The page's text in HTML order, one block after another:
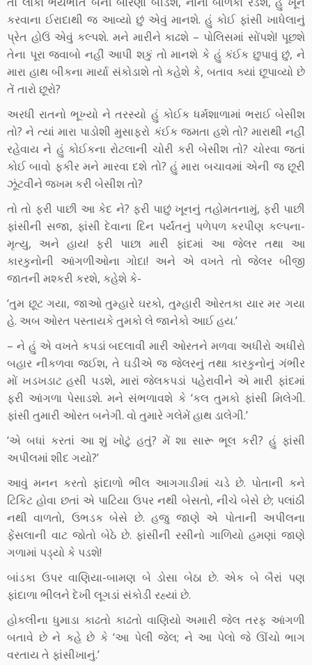
કરવાના ઈરાદાથી જ આવ્યો છું એવું માનશે. હું કોઈ ફાંસી ખાધેલાનું
પ્રેત હોઉં એવું કલ્પશે. મને મારીને કાઢશે – પોલિસમાં સોંપશે! પૂછશે
તેના પૂરા જવાબો નહીં આપી શકું તો માનશે કે હું કંઈક છુપાવું છું, ને
મારા હાથ બીકના માર્યા સંકોડાશે તો કહેશે કે, બતાવ ક્યાં છૂપાવ્યો છે
તેં તારો છૂરો?
અરધી રાતનો ભૂખ્યો ને તરસ્યો હું કોઈક ધર્મશાળામાં ભરાઈ બેસીશ
તો? ને ત્યાં મારા પાડોશી મુસાફરો કંઈક જમતા હશે તો? મારાથી નહીં
રહેવાય ને હું કોઈકના રોટલાની ચોરી કરી બેસીશ તો? ચોરવા જતાં
કોઈ બાવો ફકીર મને મારવા દશે તો? હું મારા બચાવમાં એની જ છૂરી
ઝૂંટવીને જખમ કરી બેસીશ તો?
તો તો ફરી પાછી આ કેદ ને? ફરી પાછું ખૂનનું તહોમતનામું, ફરી પાછી
ફાંસીની સજા, ફાંસી દેવાના દિન પર્યંતનું પળેપળ કરપીણ કલ્પના-
મૃત્યુ, અને હાય! ફરી પાછા મારી ફાંદમાં આ જેલર તથા આ
કારકુનોની આંગળીઓના ગોદા! અને એ વખતે તો જેલર બીજી
જાતની મશ્કરી કરશે, કહેશે કે-
‘તુમ છૂટ ગયા, જાઓ તુમ્હારે ઘરકો, તુમ્હારી ઓરતકા યાર મર ગયા
હે. અબ ઓરત પસ્તાયકે તુમકો લે જાનેકો આઈ હય.’
– ને હું એ વખતે કપડાં બદલાવી મારી ઓરતને મળવા અધીરો અધીરો
બહાર નીકળવા જઈશ, તે ઘડીએ જ જેલરનું તથા કારકુનોનું ગંભીર
મોં ખડખડાટ હસી પડશે, મારાં જેલકપડાં પહેરાવીને એ મારી ફાંદમાં
ફરી આંગળા પેસાડશે. મને સંભળાવશે કે ‘કલ તુમકો ફાંસી મિલેગી.
ફાંસી તુમારી ઓરત બનેગી. વો તુમારે ગલેમેં હાથ ડાલેગી.’
‘એ બધાં કરતાં આ શું ખોટું હતું? મેં શા સારૂ ભૂલ કરી? હું ફાંસી
અપીલમાં શીદ ગયો?’
આવું મનન કરતો ફાંદાળો ભીલ આગગાડીમાં ચડે છે. પોતાની કને
ટિકિટ હોવા છતાં એ પાટિયા ઉપર નથી બેસતો, નીચે બેસે છે; પલાંઠી
નથી વાળતો, ઉભડક બેસે છે. હજુ જાણે એ પોતાની અપીલના
ફેંસલાની વાટ જોતો બેઠે છે. ફાંસીની રસીનો ગાળિયો હમણાં જાણે
ગળામાં પડ્યો કે પડશે!
બાંડકા ઉપર વાણિયા-બામણ બે ડોસા બેઠા છે. એક બે બૈરાં પણ
ફાંદાળા ભીલને દેખી લૂગડાં સંકોડી રહ્યાં છે.
હોકલીના ધુમાડા કાઢતો કાઢતો વાણિયો અમારી જેલ તરફ આંગળી
બતાવે છે ને કહે છે કે ‘આ પેલી જેલ; ને આ પેલો જે ઊંચો ભાગ
વરતાય તે ફાંસીખાનું.’